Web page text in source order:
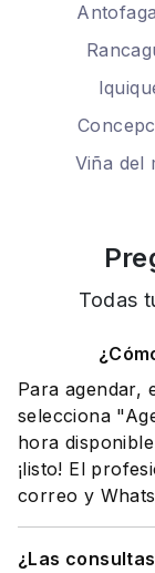
Viña del
Todas
Para agendar,
selecciona
hora
¡listo! El
correo y
¿Las